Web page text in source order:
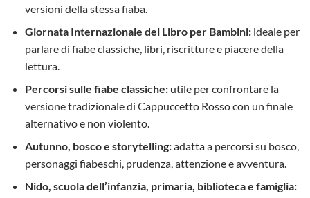
versioni della stessa fiaba.
Giornata Internazionale del Libro per Bambini:ideale per
parlare di fiabe classiche, libri, riscritture e piacere della
lettura.
Percorsi sulle fiabe classiche:utile per confrontare la
versione tradizionale di Cappuccetto Rosso con un finale
alternativo e non violento.
Autunno, bosco e storytelling:adatta a percorsi su bosco,
personaggi fiabeschi, prudenza, attenzione e avventura.
Nido, scuola dell’infanzia, primaria, biblioteca e famiglia: